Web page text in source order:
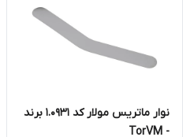
نوار ماتریس مولار کد ۱.۰۹۳۱ برند
- TorVM